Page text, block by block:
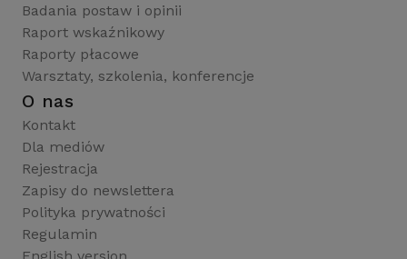
Badania postaw i opinii
Raport wskaźnikowy
Raporty płacowe
Warsztaty, szkolenia, konferencje
O nas
Kontakt
Dla mediów
Rejestracja
Zapisy do newslettera
Polityka prywatności
Regulamin